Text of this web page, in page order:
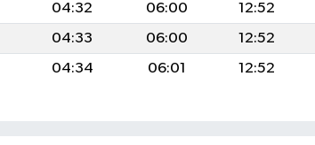
04:32 06:00 12:52
04:33 06:00 12:52
04:34 06:01 12:52